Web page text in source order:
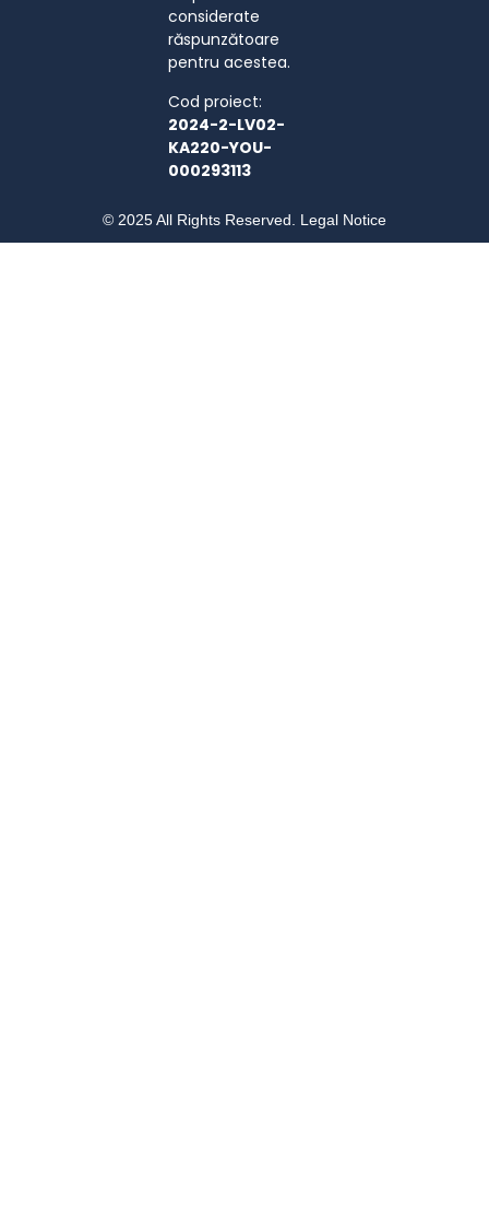
considerate
răspunzătoare
pentru acestea.
Cod proiect:
2024-2-LV02-
KA220-YOU-
000293113
© 2025 All Rights Reserved. Legal Notice